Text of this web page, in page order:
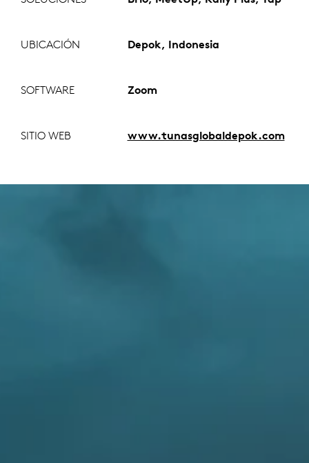
UBICACIÓN Depok, Indonesia
SOFTWARE Zoom
SITIO WEB www.tunasglobaldepok.com